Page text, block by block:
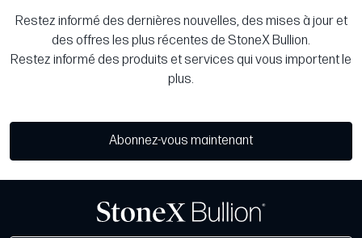
Restez informé des dernières nouvelles, des mises à jour et
des offres les plus récentes de StoneX Bullion.
Restez informé des produits et services qui vous importent le
plus.
Abonnez-vous maintenant